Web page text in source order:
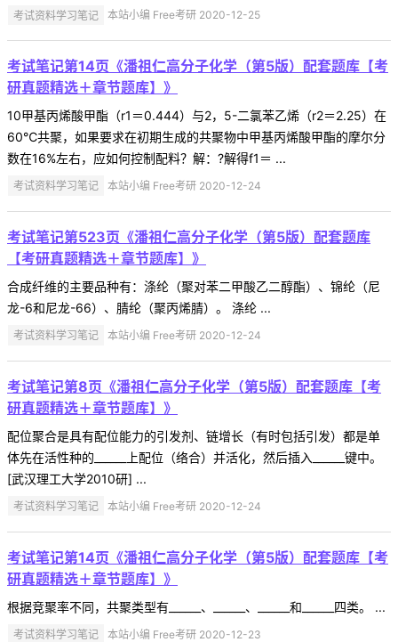
考试资料学习笔记 本站小编 Free考研 2020-12-25
考试笔记第14页《潘祖仁高分子化学（第5版）配套题库【考
研真题精选＋章节题库】》
10甲基丙烯酸甲酯（r1＝0.444）与2，5-二氯苯乙烯（r2＝2.25）在
60℃共聚，如果要求在初期生成的共聚物中甲基丙烯酸甲酯的摩尔分
数在16%左右，应如何控制配料？解：?解得f1＝ ...
考试资料学习笔记 本站小编 Free考研 2020-12-24
考试笔记第523页《潘祖仁高分子化学（第5版）配套题库
【考研真题精选＋章节题库】》
合成纤维的主要品种有：涤纶（聚对苯二甲酸乙二醇酯）、锦纶（尼
龙-6和尼龙-66）、腈纶（聚丙烯腈）。 涤纶 ...
考试资料学习笔记 本站小编 Free考研 2020-12-24
考试笔记第8页《潘祖仁高分子化学（第5版）配套题库【考
研真题精选＋章节题库】》
配位聚合是具有配位能力的引发剂、链增长（有时包括引发）都是单
体先在活性种的______上配位（络合）并活化，然后插入______键中。
[武汉理工大学2010研] ...
考试资料学习笔记 本站小编 Free考研 2020-12-24
考试笔记第14页《潘祖仁高分子化学（第5版）配套题库【考
研真题精选＋章节题库】》
根据竞聚率不同，共聚类型有______、______、______和______四类。 ...
考试资料学习笔记 本站小编 Free考研 2020-12-23